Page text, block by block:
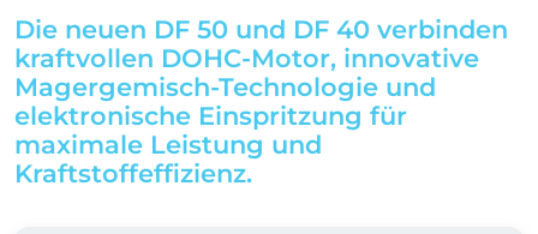
Die neuen DF 50 und DF 40 verbinden
kraftvollen DOHC-Motor, innovative
Magergemisch-Technologie und
elektronische Einspritzung für
maximale Leistung und
Kraftstoffeffizienz.